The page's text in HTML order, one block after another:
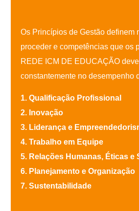
Os Princípios de Gestão definem
proceder e competências que os
REDE ICM DE EDUCAÇÃO
constantemente no desempenho
1. Qualificação Profissional
2. Inovação
3. Liderança e
4. Trabalho em Equipe
5. Relações Humanas, Éticas e
6. Planejamento e Organização
7. Sustentabilidade